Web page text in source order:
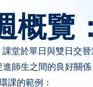
概覽：
堂於單日與雙日交
師生之間的良好關
課的範例：